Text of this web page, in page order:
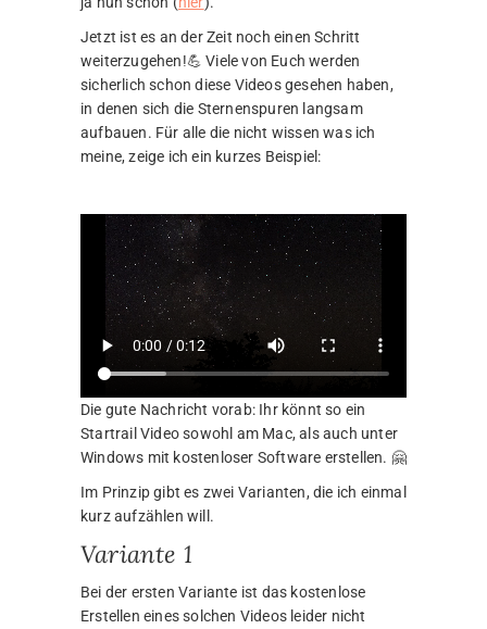
Jetzt ist es an der Zeit noch einen Schritt
weiterzugehen!💪 Viele von Euch werden
sicherlich schon diese Videos gesehen haben,
in denen sich die Sternenspuren langsam
aufbauen. Für alle die nicht wissen was ich
meine, zeige ich ein kurzes Beispiel:
Die gute Nachricht vorab: Ihr könnt so ein
Startrail Video sowohl am Mac, als auch unter
Windows mit kostenloser Software erstellen. 🤗
Im Prinzip gibt es zwei Varianten, die ich einmal
kurz aufzählen will.
Variante 1
Bei der ersten Variante ist das kostenlose
Erstellen eines solchen Videos leider nicht